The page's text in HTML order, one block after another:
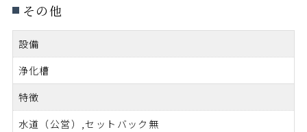
その他
設備
浄化槽
特徴
水道（公営）,セットバック無